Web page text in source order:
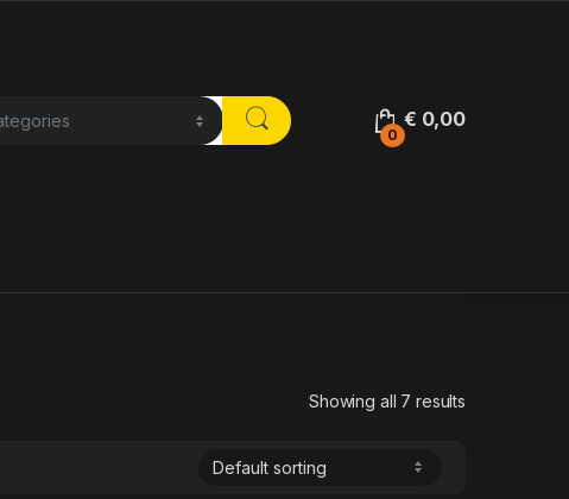
0
€ 0,00
Showing all 7 results